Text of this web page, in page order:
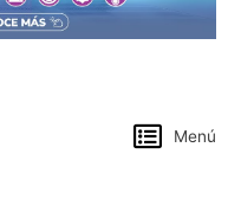
Menú